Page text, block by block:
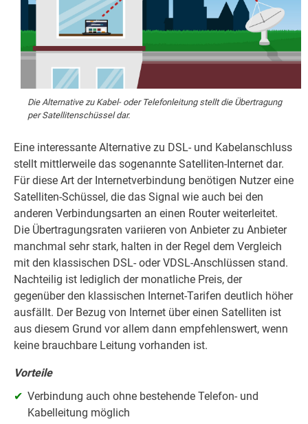
Die Alternative zu Kabel- oder Telefonleitung stellt die Übertragung
per Satellitenschüssel dar.
Eine interessante Alternative zu DSL- und Kabelanschluss
stellt mittlerweile das sogenannte Satelliten-Internet dar.
Für diese Art der Internetverbindung benötigen Nutzer eine
Satelliten-Schüssel, die das Signal wie auch bei den
anderen Verbindungsarten an einen Router weiterleitet.
Die Übertragungsraten variieren von Anbieter zu Anbieter
manchmal sehr stark, halten in der Regel dem Vergleich
mit den klassischen DSL- oder VDSL-Anschlüssen stand.
Nachteilig ist lediglich der monatliche Preis, der
gegenüber den klassischen Internet-Tarifen deutlich höher
ausfällt. Der Bezug von Internet über einen Satelliten ist
aus diesem Grund vor allem dann empfehlenswert, wenn
keine brauchbare Leitung vorhanden ist.
Vorteile
Verbindung auch ohne bestehende Telefon- und
Kabelleitung möglich